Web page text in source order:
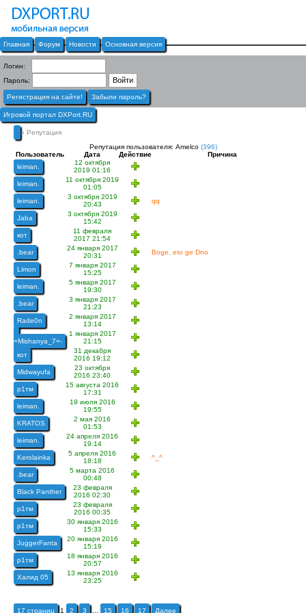
Главная Форум Новости Основная версия
Логин:
Пароль:
Регистрация на сайте! Забыли пароль?
Игровой портал DXPort.RU
» Репутация
Репутация пользователя: Amelco (396)
Пользователь
Дата Действие
Причина
leiman.
12 октября
2019 01:16
leiman.
11 октября 2019
01:05
leiman.
3 октября 2019
20:43
qq
Jaba
3 октября 2019
15:42
кот
11 февраля
2017 21:54
.bear
24 января 2017
20:31
Boge, eto ge Dno
Limon
7 января 2017
15:25
leiman.
5 января 2017
19:30
.bear
3 января 2017
21:23
Rade0n
2 января 2017
13:14
=Mishanya_7=-
1 января 2017
21:15
кот
31 декабря
2016 19:12
Midwayufa
23 октября
2016 23:40
р1тм
15 августа 2016
17:31
leiman.
19 июля 2016
19:55
KRATOS
2 мая 2016
01:53
leiman.
24 апреля 2016
19:14
Kerolainka
5 апреля 2016
18:18
^_^
.bear
5 марта 2016
00:48
Black Panther
23 февраля
2016 02:30
р1тм
23 февраля
2016 00:35
р1тм
30 января 2016
15:33
JuggerFanta
20 января 2016
15:19
р1тм
18 января 2016
20:57
Халид 05
13 января 2016
23:25
17 страниц 1 2 3 15 16 17 Далее